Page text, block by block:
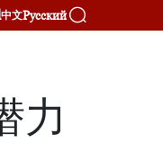
中文Русский
力